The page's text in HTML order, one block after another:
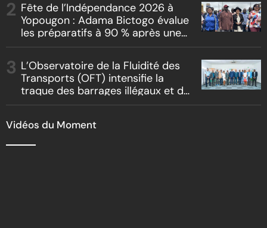
Fête de l’Indépendance 2026 à
Yopougon : Adama Bictogo évalue
les préparatifs à 90 % après une
L’Observatoire de la Fluidité des
Transports (OFT) intensifie la
traque des barrages illégaux et du
Vidéos du Moment